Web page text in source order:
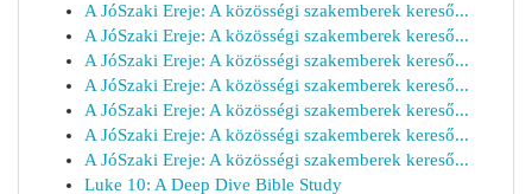
A JóSzaki Ereje: A közösségi szakemberek kereső...
A JóSzaki Ereje: A közösségi szakemberek kereső...
A JóSzaki Ereje: A közösségi szakemberek kereső...
A JóSzaki Ereje: A közösségi szakemberek kereső...
A JóSzaki Ereje: A közösségi szakemberek kereső...
A JóSzaki Ereje: A közösségi szakemberek kereső...
A JóSzaki Ereje: A közösségi szakemberek kereső...
Luke 10: A Deep Dive Bible Study